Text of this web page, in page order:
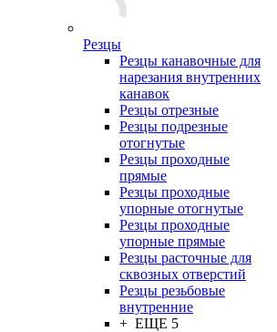
Резцы
Резцы канавочные для
нарезания внутренних
канавок
Резцы отрезные
Резцы подрезные
отогнутые
Резцы проходные
прямые
Резцы проходные
упорные отогнутые
Резцы проходные
упорные прямые
Резцы расточные для
сквозных отверстий
Резцы резьбовые
внутренние
+ ЕЩЕ 5